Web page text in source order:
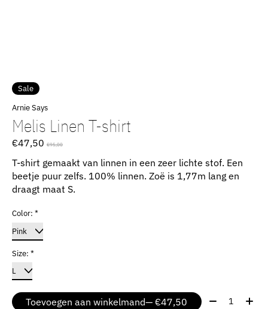
Sale
Arnie Says
Melis Linen T-shirt
€47,50 €95,00
T-shirt gemaakt van linnen in een zeer lichte stof. Een
beetje puur zelfs. 100% linnen. Zoë is 1,77m lang en
draagt ​​maat S.
Color: *
Size: *
Toevoegen aan winkelmand — €47,50 Aantal: